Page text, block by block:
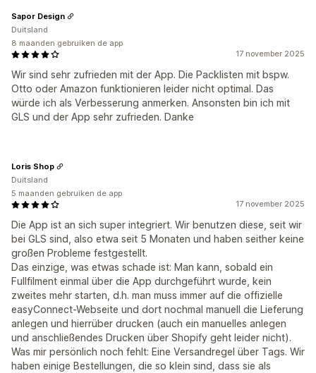
17 november 2025
Wir sind sehr zufrieden mit der App. Die Packlisten mit bspw.
Otto oder Amazon funktionieren leider nicht optimal. Das
würde ich als Verbesserung anmerken. Ansonsten bin ich mit
GLS und der App sehr zufrieden. Danke
Sapor Design
Duitsland
8 maanden gebruiken de app
17 november 2025
Die App ist an sich super integriert. Wir benutzen diese, seit wir
bei GLS sind, also etwa seit 5 Monaten und haben seither keine
großen Probleme festgestellt.
Das einzige, was etwas schade ist: Man kann, sobald ein
Fullfilment einmal über die App durchgeführt wurde, kein
zweites mehr starten, d.h. man muss immer auf die offizielle
easyConnect-Webseite und dort nochmal manuell die Lieferung
anlegen und hierrüber drucken (auch ein manuelles anlegen
und anschließendes Drucken über Shopify geht leider nicht).
Was mir persönlich noch fehlt: Eine Versandregel über Tags. Wir
haben einige Bestellungen, die so klein sind, dass sie als
Loris Shop
Duitsland
5 maanden gebruiken de app